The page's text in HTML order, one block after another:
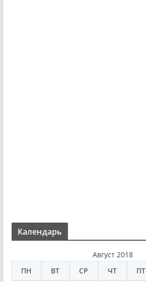
Календарь
Август 2018
ПН
ВТ СР ЧТ ПТ